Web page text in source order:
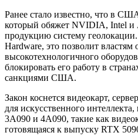
Ранее стало известно, что в
который обяжет NVIDIA, Intel и
продукцию систему
Hardware, это позволит
высокотехнологичного
блокировать его работу в
санкциями США.
Закон коснется видеокарт,
для искусственного
3A090 и 4A090, такие как
готовящаяся к выпуску RTX